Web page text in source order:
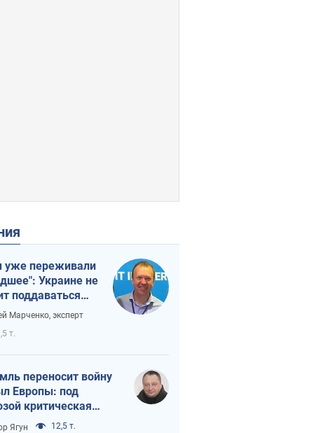
переживали
Украине не
поддаваться
из-за
Марченко, эксперт
т.
переносит войну
Европы: под
критическая
Ягун 12,5 т.